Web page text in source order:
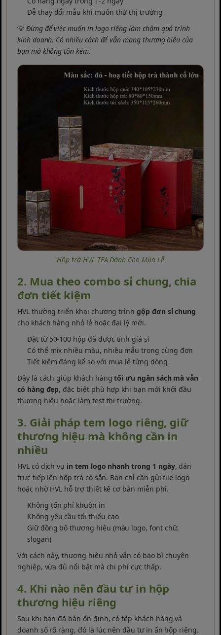
Dễ thay đổi mẫu khi muốn thử thị trường
💡 Đừng để việc muốn in logo riêng làm chậm quá trình
kinh doanh. Có nhiều cách để vẫn mang thương hiệu của
bạn mà không tốn kém.
Hộp trà HVL TEA Dành Cho Mùa Lễ
2. Mua theo combo sỉ chung, chia
đơn tiết kiệm
HVL thường triển khai chương trìnhgộp đơn sỉ chung
cho khách hàng nhỏ lẻ hoặc đại lý mới.
Đặt từ 50-100 hộp đã được tính giá sỉ
Có thể mix nhiều màu, nhiều mẫu trong cùng đơn
Tiết kiệm đáng kể so với mua lẻ từng dòng
Đây là cách giúp khách hàngtối ưu ngân sách mà vẫn
có hàng đẹp, đặc biệt phù hợp khi bạn mới khởi đầu
thương hiệu hoặc làm test thị trường.
3. Giải pháp tem logo riêng, giữ
thương hiệu mà không cần in
nhiều
HVL có dịch vụ in tem logo nhanh trong 1 ngày, dán
trực tiếp lên hộp trà có sẵn. Bạn chỉ cần gửi file logo
hoặc nhờ HVL hỗ trợ thiết kế cơ bản miễn phí.
Không tốn phí khuôn in
Không yêu cầu tối thiểu cao
Giữ đồng bộ thương hiệu (màu logo, font chữ,
slogan)
Với cách này, thương hiệu nhỏ vẫn có bao bì chuyên
nghiệp, vừa đủ nổi bật mà chi phí cực thấp.
4. Khi nào nên đầu tư in hộp
thương hiệu riêng
Sau khi bạn đã bán ổn định, có tệp khách hàng và
doanh số rõ ràng, đó là lúc nên đầu tư in ấn hộp riêng.